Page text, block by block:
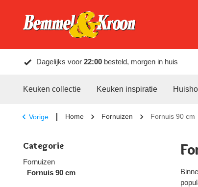
Dagelijks voor 22:00 besteld, morgen in huis
Keuken collectie Keuken inspiratie
Vorige Home Fornuizen Fornuis 90 cm
Categorie
Fornuizen
Fornuis 90 cm